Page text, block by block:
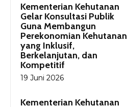
Kementerian Kehutanan
Gelar Konsultasi Publik
Guna Membangun
Perekonomian Kehutanan
yang Inklusif,
Berkelanjutan, dan
Kompetitif
19 Juni 2026
Kementerian Kehutanan